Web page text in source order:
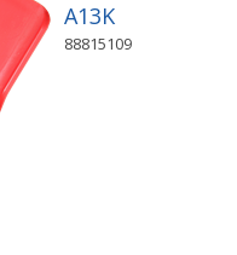
A13K
88815109